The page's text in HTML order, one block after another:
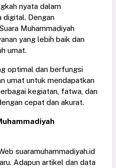
nyata dalam
digital. Dengan
Muhammadiyah
yang lebih baik dan
umat.
optimal dan berfungsi
umat untuk mendapatkan
kegiatan, fatwa, dan
cepat dan akurat.
suaramuhammadiyah.id
Adapun artikel dan data